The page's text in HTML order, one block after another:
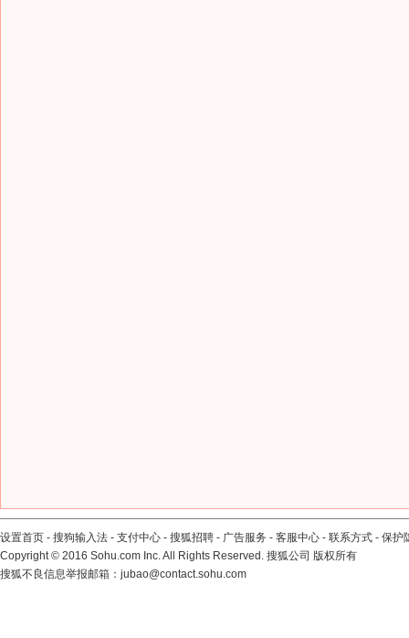
设置首页 - 搜狗输入法 - 支付中心 - 搜狐招聘 - 广告服务 - 客服中心 - 联系方式 - 保护
Copyright© 2016 Sohu.com Inc. All Rights Reserved. 搜狐公司 版权所有
搜狐不良信息举报邮箱： jubao@contact.sohu.com